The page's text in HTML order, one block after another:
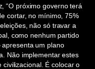
“O próximo governo terá
cortar, no mínimo, 75%
não só travar a
como nenhum partido
um plano
Não implementar estes
É colocar o